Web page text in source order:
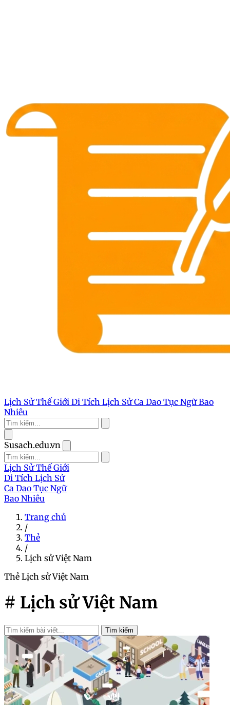
Lịch Sử Thế Giới Di Tích Lịch SửCa Dao Tục NgữBao
Nhiêu
Susach.edu.vn
Lịch Sử Thế Giới
Di Tích Lịch Sử
Ca Dao Tục Ngữ
Bao Nhiêu
Trang chủ
/
Thẻ
/
Lịch sử Việt Nam
Thẻ Lịch sử Việt Nam
# Lịch sử Việt Nam
Tìm kiếm